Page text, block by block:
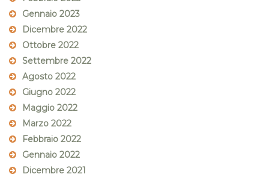
Gennaio 2023
Dicembre 2022
Ottobre 2022
Settembre 2022
Agosto 2022
Giugno 2022
Maggio 2022
Marzo 2022
Febbraio 2022
Gennaio 2022
Dicembre 2021